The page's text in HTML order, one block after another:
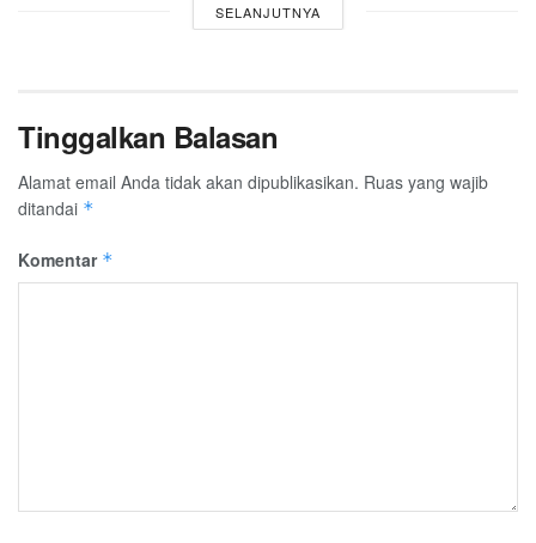
SELANJUTNYA
Tinggalkan Balasan
Alamat email Anda tidak akan dipublikasikan. Ruas yang wajib
ditandai *
Komentar *